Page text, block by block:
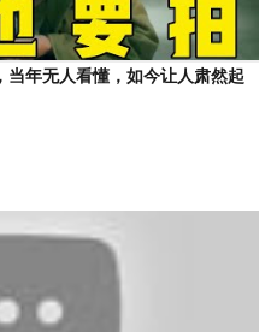
当年无人看懂，如今让人肃然起